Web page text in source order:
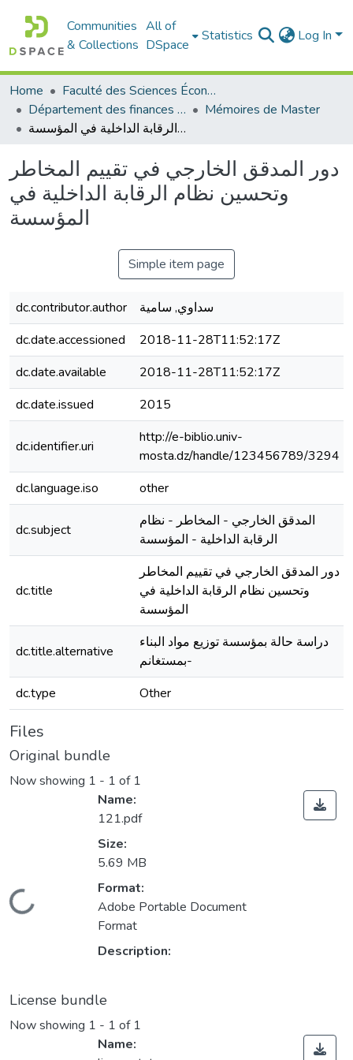
Communities
& Collections
All of
DSpace
Statistics Log In
Home
Faculté des Sciences Économiques Commerciales et des Sciences de Gestion
Département des finances et de comptabilité
Mémoires de Master
دور المدقق الخارجي في تقييم المخاطر وتحسين نظام الرقابة الداخلية في المؤسسة
دور المدقق الخارجي في تقييم المخاطر
وتحسين نظام الرقابة الداخلية في
المؤسسة
Simple item page
dc.contributor.author
سداوي, سامية
dc.date.accessioned
2018-11-28T11:52:17Z
dc.date.available
2018-11-28T11:52:17Z
dc.date.issued
2015
dc.identifier.uri
http://e-biblio.univ-
mosta.dz/handle/123456789/3294
dc.language.iso
other
dc.subject
المدقق الخارجي - المخاطر - نظام
الرقابة الداخلية - المؤسسة
dc.title
دور المدقق الخارجي في تقييم المخاطر
وتحسين نظام الرقابة الداخلية في
المؤسسة
dc.title.alternative
دراسة حالة بمؤسسة توزيع مواد البناء
بمستغانم-
dc.type Other
Files
Original bundle
Now showing 1 - 1 of 1
Loading...
Name:
121.pdf
Size:
5.69 MB
Format:
Adobe Portable Document
Format
Description:
License bundle
Now showing 1 - 1 of 1
Name: